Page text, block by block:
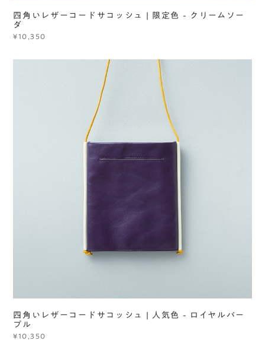
四角いレザーコードサコッシュ | 限定色 - クリームソー
ダ
¥10,350
四角いレザーコードサコッシュ | 人気色 - ロイヤルパー
プル
¥10,350